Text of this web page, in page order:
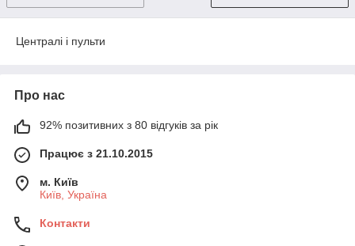
Централі і пульти
Про нас
92% позитивних з 80 відгуків за рік
Працює з 21.10.2015
м. Київ
Київ, Україна
Контакти